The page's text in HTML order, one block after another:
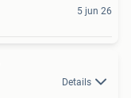
5 jun 26
Details